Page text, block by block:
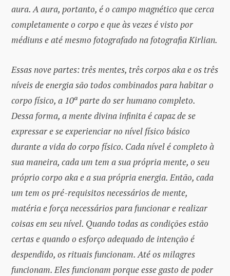
aura. A aura, portanto, é o campo magnético que cerca
completamente o corpo e que às vezes é visto por
médiuns e até mesmo fotografado na fotografia Kirlian.
Essas nove partes: três mentes, três corpos aka e os três
níveis de energia são todos combinados para habitar o
corpo físico, a 10ª parte do ser humano completo.
Dessa forma, a mente divina infinita é capaz de se
expressar e se experienciar no nível físico básico
durante a vida do corpo físico. Cada nível é completo à
sua maneira, cada um tem a sua própria mente, o seu
próprio corpo aka e a sua própria energia. Então, cada
um tem os pré-requisitos necessários de mente,
matéria e força necessários para funcionar e realizar
coisas em seu nível. Quando todas as condições estão
certas e quando o esforço adequado de intenção é
despendido, os rituais funcionam. Até os milagres
funcionam. Eles funcionam porque esse gasto de poder